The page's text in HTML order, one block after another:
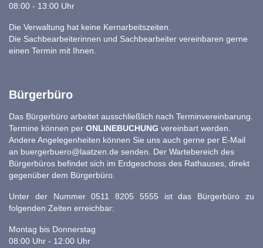
08:00 - 13:00 Uhr
Die Verwaltung hat keine Kernarbeitszeiten.
Die Sachbearbeiterinnen und Sachbearbeiter vereinbaren gerne
einen Termin mit Ihnen.
Bürgerbüro
Das Bürgerbüro arbeitet ausschließlich nach Terminvereinbarung.
Termine können per ONLINEBUCHUNG vereinbart werden.
Andere Angelegenheiten können Sie uns auch gerne per E-Mail
an buergerbuero@laatzen.de senden. Der Wartebereich des
Bürgerbüros befindet sich im Erdgeschoss des Rathauses, direkt
gegenüber dem Bürgerbüro.
Unter der Nummer 0511 8205 5555 ist das Bürgerbüro zu
folgenden Zeiten erreichbar:
Montag bis Donnerstag
08:00 Uhr - 12:00 Uhr